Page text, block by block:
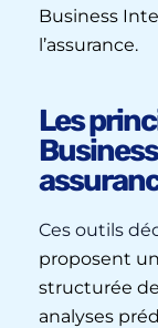
Business
l’assurance.
Les
Ces outils
proposent
structurée
analyses